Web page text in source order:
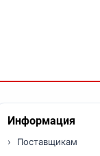
Информация
Поставщикам